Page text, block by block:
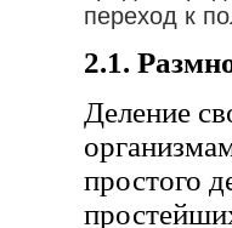
переход к
2.1.
Деление
простого